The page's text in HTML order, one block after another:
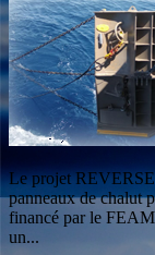
Le projet REVERSE
panneaux de chalut
financé par le
un...